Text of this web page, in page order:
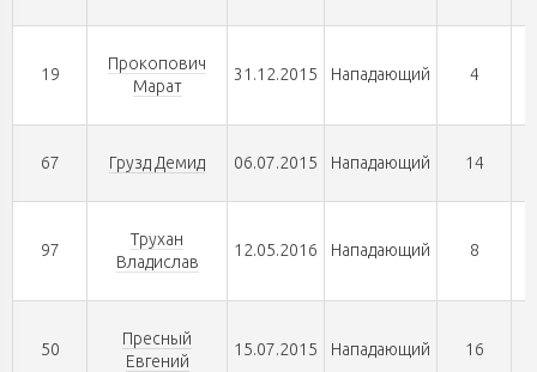
19
Прокопович
Марат
31.12.2015 Нападающий 4
67 Грузд Демид 06.07.2015 Нападающий 14
97
Трухан
Владислав
12.05.2016 Нападающий 8
50
Пресный
Евгений
15.07.2015 Нападающий 16